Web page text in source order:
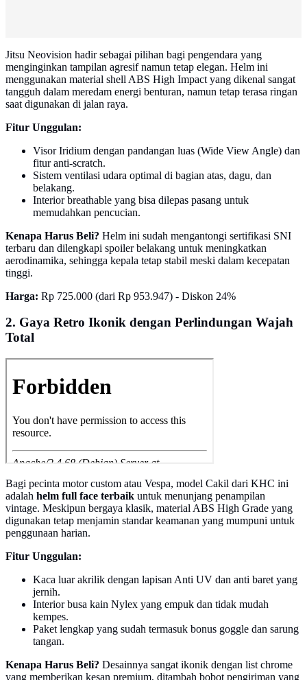
Jitsu Neovision hadir sebagai pilihan bagi pengendara yang
menginginkan tampilan agresif namun tetap elegan. Helm ini
menggunakan material shell ABS High Impact yang dikenal sangat
tangguh dalam meredam energi benturan, namun tetap terasa ringan
saat digunakan di jalan raya.
Fitur Unggulan:
Visor Iridium dengan pandangan luas (Wide View Angle) dan
fitur anti-scratch.
Sistem ventilasi udara optimal di bagian atas, dagu, dan
belakang.
Interior breathable yang bisa dilepas pasang untuk
memudahkan pencucian.
Kenapa Harus Beli? Helm ini sudah mengantongi sertifikasi SNI
terbaru dan dilengkapi spoiler belakang untuk meningkatkan
aerodinamika, sehingga kepala tetap stabil meski dalam kecepatan
tinggi.
Harga: Rp 725.000 (dari Rp 953.947) - Diskon 24%
2. Gaya Retro Ikonik dengan Perlindungan Wajah
Total
Bagi pecinta motor custom atau Vespa, model Cakil dari KHC ini
adalah helm full face terbaik untuk menunjang penampilan
vintage. Meskipun bergaya klasik, material ABS High Grade yang
digunakan tetap menjamin standar keamanan yang mumpuni untuk
penggunaan harian.
Fitur Unggulan:
Kaca luar akrilik dengan lapisan Anti UV dan anti baret yang
jernih.
Interior busa kain Nylex yang empuk dan tidak mudah
kempes.
Paket lengkap yang sudah termasuk bonus goggle dan sarung
tangan.
Kenapa Harus Beli? Desainnya sangat ikonik dengan list chrome
yang memberikan kesan premium, ditambah bobot pengiriman yang